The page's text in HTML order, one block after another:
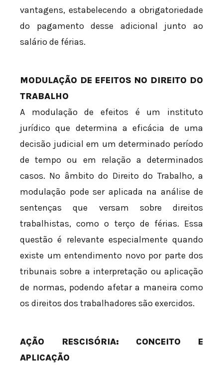
vantagens, estabelecendo a obrigatoriedade
do pagamento desse adicional junto ao
salário de férias.
MODULAÇÃO DE EFEITOS NO DIREITO DO
TRABALHO
A modulação de efeitos é um instituto
jurídico que determina a eficácia de uma
decisão judicial em um determinado período
de tempo ou em relação a determinados
casos. No âmbito do Direito do Trabalho, a
modulação pode ser aplicada na análise de
sentenças que versam sobre direitos
trabalhistas, como o terço de férias. Essa
questão é relevante especialmente quando
existe um entendimento novo por parte dos
tribunais sobre a interpretação ou aplicação
de normas, podendo afetar a maneira como
os direitos dos trabalhadores são exercidos.
AÇÃO RESCISÓRIA: CONCEITO E
APLICAÇÃO